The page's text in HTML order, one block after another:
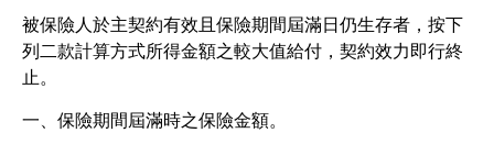
被保險人於主契約有效且保險期間屆滿日仍生存者，按下
列二款計算方式所得金額之較大值給付，契約效力即行終
止。
一、保險期間屆滿時之保險金額。